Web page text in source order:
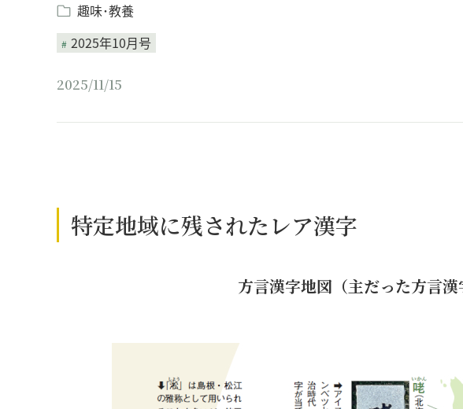
趣味･教養
2025年10月号
2025/11/15
特定地域に残されたレア漢字
方言漢字地図（主だった方言漢